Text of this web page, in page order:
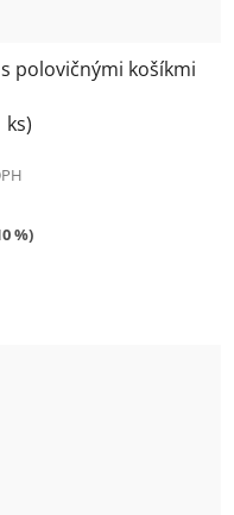
polovičnými košíkmi
ks)
%)